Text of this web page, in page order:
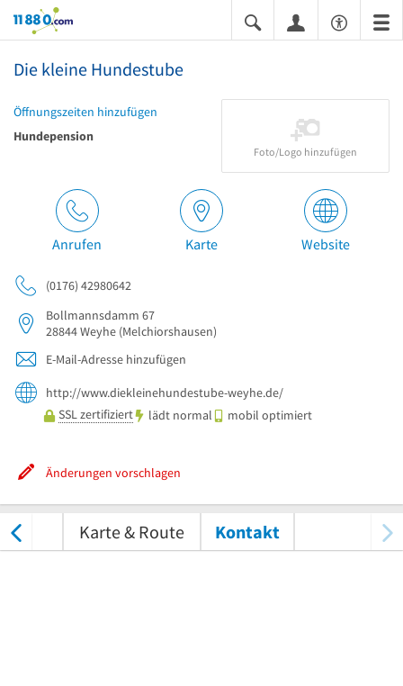
11880.com
Die kleine Hundestube
Öffnungszeiten hinzufügen
Hundepension
Foto/Logo hinzufügen
Anrufen Karte Website
(0176) 42980642
Bollmannsdamm 67
28844Weyhe (Melchiorshausen)
E-Mail-Adresse hinzufügen
http://www.diekleinehundestube-weyhe.de/
SSL zertifiziert
lädt normal mobil optimiert
Änderungen vorschlagen
Karte & Route Kontakt